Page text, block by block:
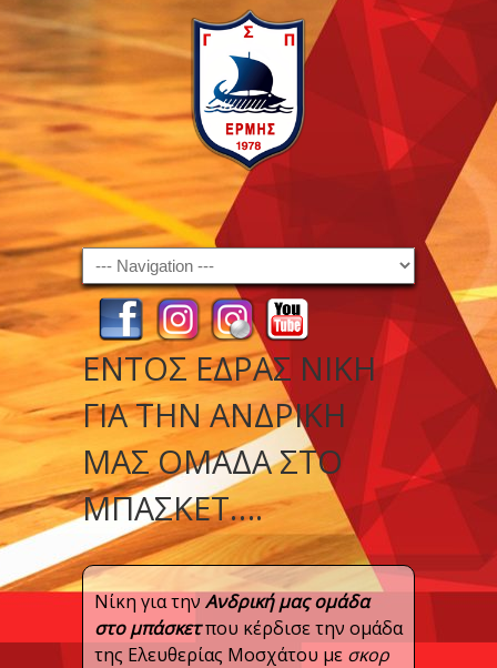
Navigation
ΕΝΤΌΣ ΈΔΡΑΣ ΝΊΚΗ
ΓΙΑ ΤΗΝ ΑΝΔΡΙΚΉ
ΜΑΣ ΟΜΆΔΑ ΣΤΟ
ΜΠΆΣΚΕΤ….
Νίκη για την Ανδρική μας ομάδα
στο μπάσκετπου κέρδισε την ομάδα
της Ελευθερίας Μοσχάτου με σκορ